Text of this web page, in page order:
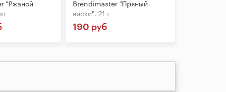
"Ржаной
Brendimaster "Пряный
виски", 21 г
190 руб